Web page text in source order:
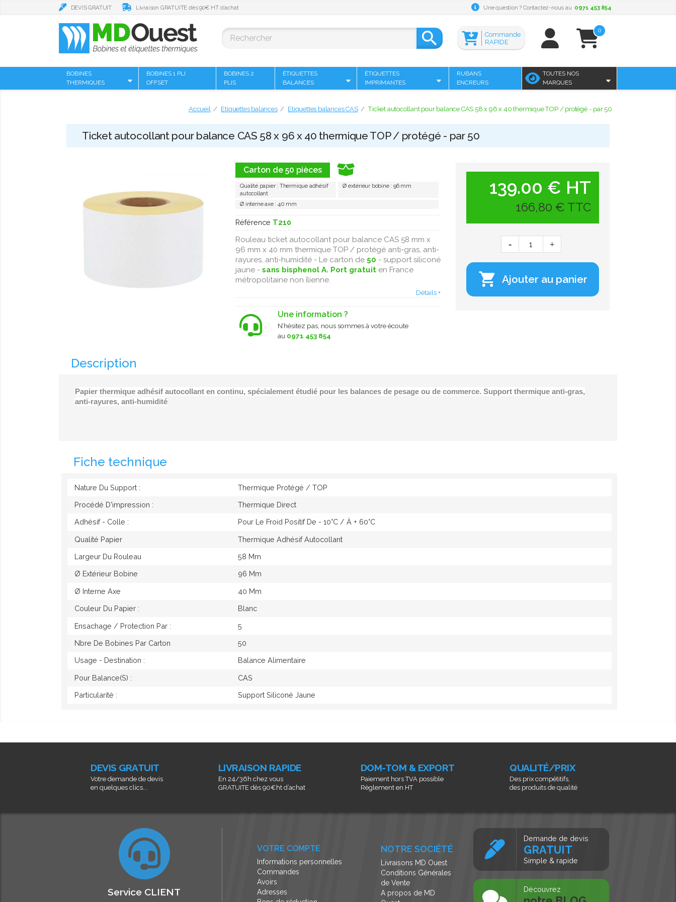
DEVIS GRATUIT Livraison GRATUITE dès 90€ HT d’achat Une question ? Contactez-nous au 0971 453 854
 0
Commande
RAPIDE
BOBINES
THERMIQUES
BOBINES 1 PLI
OFFSET
BOBINES 2
PLIS
ÉTIQUETTES
BALANCES
ÉTIQUETTES
IMPRIMANTES
RUBANS
ENCREURS
TOUTES NOS
MARQUES
Accueil Etiquettes balances Etiquettes balances CAS Ticket autocollant pour balance CAS 58 x 96 x 40 thermique TOP / protégé - par 50
Ticket autocollant pour balance CAS 58 x 96 x 40 thermique TOP / protégé - par 50
Carton de 50 pièces
Qualité papier : Thermique adhésif
autocollant
Ø extérieur bobine : 96 mm
Ø interne axe : 40 mm
Référence T210
Rouleau ticket autocollant pour balance CAS 58 mm x
96 mm x 40 mm thermique TOP / protégé anti-gras, anti-
rayures, anti-humidité - Le carton de 50 - support siliconé
jaune - sans bisphenol A. Port gratuit en France
métropolitaine non îlienne.
Détails +
Une information ?
N’hésitez pas, nous sommes à votre écoute
au 0971 453 854
139.00 € HT
166,80 € TTC
 Ajouter au panier
Description
Papier thermique adhésif autocollant en continu, spécialement étudié pour les balances de pesage ou de commerce. Support thermique anti-gras,
anti-rayures, anti-humidité
Fiche technique
Nature Du Support : Thermique Protégé / TOP
Procédé D'impression : Thermique Direct
Adhésif - Colle : Pour Le Froid Positif De - 10°c / À + 60°c
Qualité Papier Thermique Adhésif Autocollant
Largeur Du Rouleau 58 Mm
Ø Extérieur Bobine 96 Mm
Ø Interne Axe 40 Mm
Couleur Du Papier : Blanc
Ensachage / Protection Par : 5
Nbre De Bobines Par Carton 50
Usage - Destination : Balance Alimentaire
Pour Balance(s) : CAS
Particularité : Support Siliconé Jaune
DEVIS GRATUIT
Votre demande de devis
en quelques clics...
LIVRAISON RAPIDE
En 24/36h chez vous
GRATUITE dès 90€ht d’achat
DOM-TOM & EXPORT
Paiement hors TVA possible
Règlement en HT
QUALITÉ/PRIX
Des prix compétitifs,
des produits de qualité
NOTRE SOCIÉTÉ
Livraisons MD Ouest
Conditions Générales
de Vente
A propos de MD
VOTRE COMPTE
Informations personnelles
Commandes
Avoirs
Adresses
Service CLIENT
Demande de devis
GRATUIT
Simple & rapide
Découvrez